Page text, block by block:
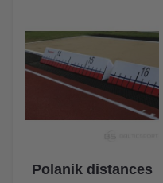
Polanik distances